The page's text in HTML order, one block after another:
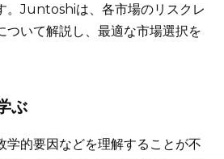
。Juntoshiは、各市場のリスクレ
ついて解説し、最適な市場選択を
ぶ
学的要因などを理解することが不